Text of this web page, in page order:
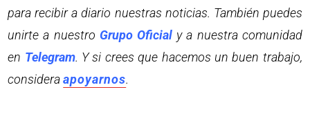
para recibir a diario nuestras noticias. También puedes
unirte a nuestro Grupo Oficial y a nuestra comunidad
en Telegram. Y si crees que hacemos un buen trabajo,
consideraapoyarnos.